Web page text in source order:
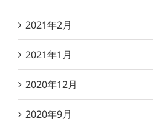
2021年2月
2021年1月
2020年12月
2020年9月